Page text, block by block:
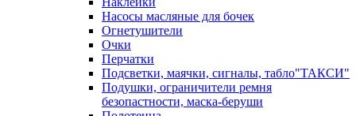
Насосы масляные для бочек
Огнетушители
Очки
Перчатки
Подсветки, маячки, сигналы, табло"ТАКСИ"
Подушки, ограничители ремня
безопастности, маска-беруши